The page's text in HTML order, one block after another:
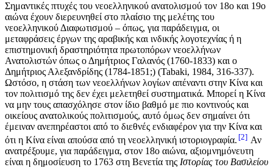
Σημαντικές πτυχές του νεοελληνικού ανατολισμού τον 18ο και 19ο
αιώνα έχουν διερευνηθεί στο πλαίσιο της μελέτης του
νεοελληνικού Διαφωτισμού – όπως, για παράδειγμα, οι
μεταφράσεις έργων της αραβικής και ινδικής λογοτεχνίας ή η
επιστημονική δραστηριότητα πρωτοπόρων νεοελλήνων
Ανατολιστών όπως ο Δημήτριος Γαλανός (1760-1833) και ο
Δημήτριος Αλεξανδρίδης (1784-1851;) (Tabaki, 1984, 316-337).
Ωστόσο, η στάση των νεοελλήνων λογίων απέναντι στην Κίνα και
τον πολιτισμό της δεν έχει μελετηθεί συστηματικά. Μπορεί η Κίνα
να μην τους απασχόλησε στον ίδιο βαθμό με πιο κοντινούς και
οικείους ανατολικούς πολιτισμούς, αυτό όμως δεν σημαίνει ότι
έμειναν ανεπηρέαστοι από το διεθνές ενδιαφέρον για την Κίνα και
ότι η Κίνα είναι απούσα από τη νεοελληνική ιστοριογραφία. 2
Αν
ανατρέξουμε, για παράδειγμα, στον 18ο αιώνα, αξιομνημόνευτη
είναι η δημοσίευση το 1763 στη Βενετία της Ιστορίας του Βασιλείου